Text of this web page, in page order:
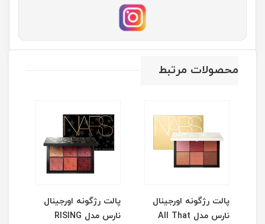
محصولات مرتبط
پالت رژگونه اورجینال
نارس مدل All That
پالت رژگونه اورجینال
نارس مدل RISING